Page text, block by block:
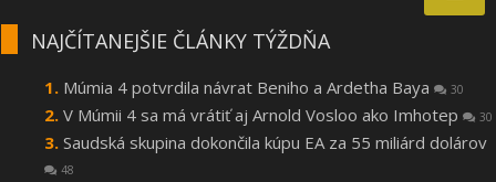
NAJČÍTANEJŠIE ČLÁNKY TÝŽDŇA
Múmia 4 potvrdila návrat Beniho a Ardetha Baya 30
V Múmii 4 sa má vrátiť aj Arnold Vosloo ako Imhotep 30
Saudská skupina dokončila kúpu EA za 55 miliárd dolárov
48